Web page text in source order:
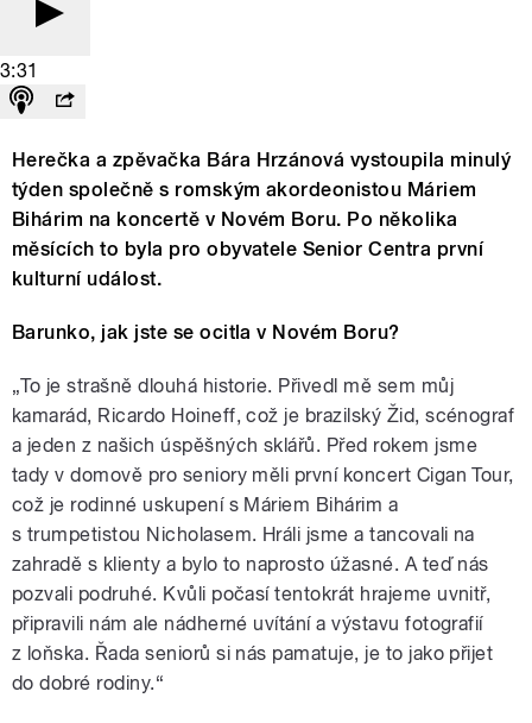
3:31
Herečka a zpěvačka Bára Hrzánová vystoupila minulý
týden společně s romským akordeonistou Máriem
Bihárim na koncertě v Novém Boru. Po několika
měsících to byla pro obyvatele Senior Centra první
kulturní událost.
Barunko, jak jste se ocitla v Novém Boru?
„To je strašně dlouhá historie. Přivedl mě sem můj
kamarád, Ricardo Hoineff, což je brazilský Žid, scénograf
a jeden z našich úspěšných sklářů. Před rokem jsme
tady v domově pro seniory měli první koncert Cigan Tour,
což je rodinné uskupení s Máriem Bihárim a
s trumpetistou Nicholasem. Hráli jsme a tancovali na
zahradě s klienty a bylo to naprosto úžasné. A teď nás
pozvali podruhé. Kvůli počasí tentokrát hrajeme uvnitř,
připravili nám ale nádherné uvítání a výstavu fotografií
z loňska. Řada seniorů si nás pamatuje, je to jako přijet
do dobré rodiny.“